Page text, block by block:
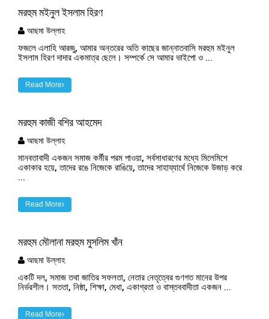
মরহুম মইনুল ইসলাম হিরণ
আছমা উল্লাহ
ফজলে এলাহি আরজু, আমার অন্তরের অতি কাছের জান্নাতবাসি মরহুম মইনুল
ইসলাম হিরণ দাদার একমাত্র ছেলে। সম্পর্কে সে আমার ভাইপো ও ...
Read More
মরহুম কাজী বশির আহমেদ
আছমা উল্লাহ
মানবতাবাদী একজন সমাজ কর্মীর পরম পাওয়া, সর্বসাধারণের মধ্যে মিলেমিশে
একাকার হয়ে, তাদের রঙে নিজেকে রাঙিয়ে, তাদের সাহায্যার্থে নিজেকে উজাড় করে
...
Read More
মরহুম মৌলানা মরহুম মুসলিম খাঁন
আছমা উল্লাহ
একটি দল, সমাজ তথা জাতির সফলতা, নেতার নেতৃত্বের গুণগত মানের উপর
নির্ভরশীল। সততা, নিষ্ঠা, শিক্ষা, মেধা, একাগ্রতা ও বাস্তববাদীতা একজন ...
Read More